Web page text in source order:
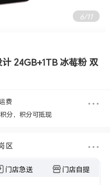
7/11
24GB+1TB 冰莓粉 双
费
分，积分可抵现
区
门店急送 门店自提